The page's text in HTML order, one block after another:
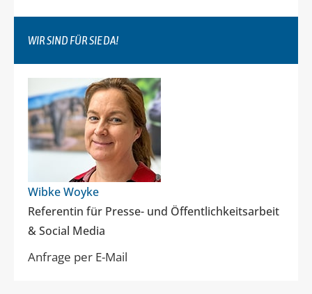
WIR SIND FÜR SIE DA!
Wibke Woyke
Referentin für Presse- und Öffentlichkeitsarbeit
& Social Media
Anfrage per E-Mail